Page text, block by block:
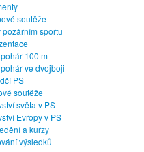
soutěže
požárním sportu
100 m
ve dvojboji
PS
soutěže
světa v PS
Evropy v PS
a kurzy
výsledků